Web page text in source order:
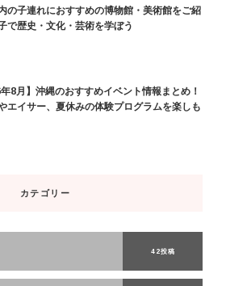
の子連れにおすすめの博物館・美術館をご紹
で歴史・文化・芸術を学ぼう
年8月】沖縄のおすすめイベント情報まとめ！
エイサー、夏休みの体験プログラムを楽しも
カテゴリー
42投稿